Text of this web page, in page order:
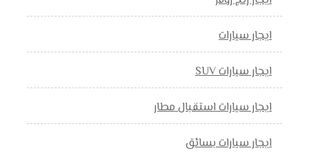
ايجار سيارات
ايجار سيارات SUV
ايجار سيارات استقبال مطار
ايجار سيارات بسائق